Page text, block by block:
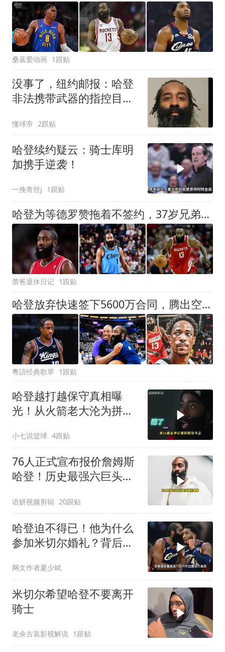
桑葚爱动画 1跟贴
没事了，纽约邮报：哈登
非法携带武器的指控目前
懂球帝 2跟贴
哈登续约疑云：骑士库明
加携手逆袭！
一挽青丝j 1跟贴
哈登为等德罗赞拖着不签约，37岁兄弟情让整个NBA沉默了
蕾爸退休日记 1跟贴
哈登放弃快速签下5600万合同，腾出空间等待德罗赞联手冲冠
粵語经典歌單 1跟贴
哈登越打越保守真相曝
光！从火箭老大沦为拼
小七说篮球 4跟贴
76人正式宣布报价詹姆斯
哈登！历史最强六巨头要
语妍视频剪辑 20跟贴
哈登迫不得已！他为什么
参加米切尔婚礼？背后的
网文作者夏少斌
米切尔希望哈登不要离开
骑士
老汆古装影视解说 1跟贴